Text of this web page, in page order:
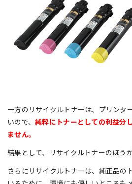
一方のリサイクルトナーは、プリンタ
いので、純粋にトナーとしての利益分
ません。
結果として、リサイクルトナーのほう
さらにリサイクルトナーは、純正品の